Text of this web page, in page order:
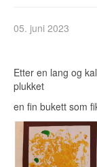
05. juni 2023
Etter en lang og
plukket
en fin bukett som